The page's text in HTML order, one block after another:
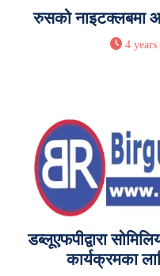
रुसको नाइटक्लबमा
4 years
डब्लूएफपीद्वारा
कार्यक्रमका